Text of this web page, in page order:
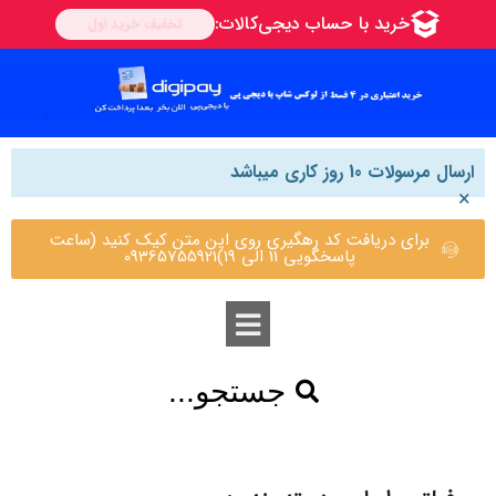
ارسال مرسولات 10 روز کاری میباشد
×
برای دریافت کد رهگیری روی این متن کیک کنید (ساعت
پاسخگویی 11 الی 19)09365755921
جستجو...